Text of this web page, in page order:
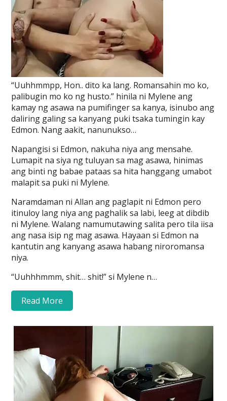
“Uuhhmmpp, Hon.. dito ka lang. Romansahin mo ko,
palibugin mo ko ng husto.” hinila ni Mylene ang
kamay ng asawa na pumifinger sa kanya, isinubo ang
daliring galing sa kanyang puki tsaka tumingin kay
Edmon. Nang aakit, nanunukso…
Napangisi si Edmon, nakuha niya ang mensahe.
Lumapit na siya ng tuluyan sa mag asawa, hinimas
ang binti ng babae pataas sa hita hanggang umabot
malapit sa puki ni Mylene.
Naramdaman ni Allan ang paglapit ni Edmon pero
itinuloy lang niya ang paghalik sa labi, leeg at dibdib
ni Mylene. Walang namumutawing salita pero tila iisa
ang nasa isip ng mag asawa. Hayaan si Edmon na
kantutin ang kanyang asawa habang niroromansa
niya.
“Uuhhhmmm, shit… shit!” si Mylene n…
Read More